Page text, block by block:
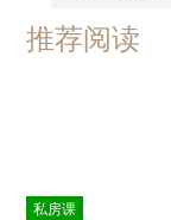
推荐阅读
私房课